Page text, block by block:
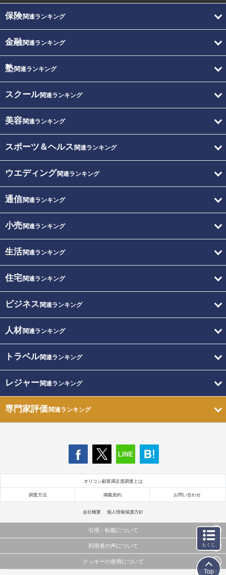
保険関連ランキング
金融関連ランキング
塾関連ランキング
スクール関連ランキング
美容関連ランキング
スポーツ＆ヘルス 関連ランキング
ウエディング関連ランキング
通信関連ランキング
小売関連ランキング
生活関連ランキング
住宅関連ランキング
ビジネス 関連ランキング
人材関連ランキング
トラベル関連ランキング
レジャー関連ランキング
専門家評価関連ランキング
オリコン顧客満足度調査とは
調査方法 掲載規約 お問い合わせ
会社概要 個人情報保護方針
引用・転載について
当サイトで公開されている情報（文字、写真、イラスト、画像データ等）及びこれらの配置・
これらの情報を権利者の許可なく無断転載・複製などの二次利用を行うことは固く禁じており
利用者の声について
当サイトに掲載している内容はすべてサービスの利用者が提出された見解・感想です。
クッキーの使用について
もくじ
Top